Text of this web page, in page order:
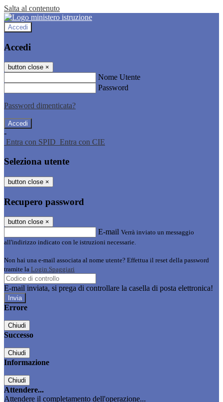
Salta al contenuto
Accedi
Accedi
button close ×
Nome Utente
Password
Password dimenticata?
-
Entra con SPID Entra con CIE
Seleziona utente
button close ×
Recupero password
button close ×
E-mail Verrà inviato un messaggio
all'indirizzo indicato con le istruzioni necessarie.
Non hai una e-mail associata al nome utente? Effettua il reset della password
tramite la Login Spaggiari
E-mail inviata, si prega di controllare la casella di posta elettronica!
Errore
Chiudi
Successo
Chiudi
Informazione
Chiudi
Attendere...
Attendere il completamento dell'operazione...